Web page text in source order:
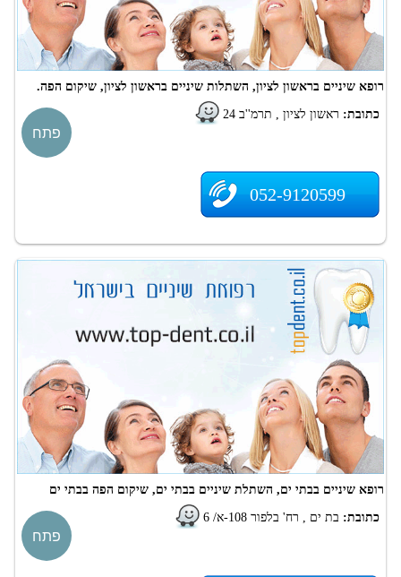
רופא שיניים בראשון לציון, השתלות שיניים בראשון לציון, שיקום הפה.
כתובת: ראשון לציון , תרמ''ב 24
052-9120599
פתח
רופא שיניים בבתי ים, השתלת שיניים בבתי ים, שיקום הפה בבתי ים
כתובת: בת ים , רח' בלפור 108-א/ 6
פתח